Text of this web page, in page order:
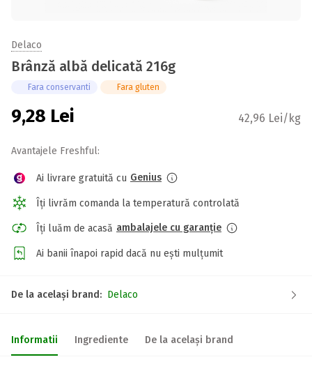
Delaco
Brânză albă delicată 216g
Fara conservanti Fara gluten
9,28 Lei 42,96 Lei/kg
Avantajele Freshful:
Ai livrare gratuită cu Genius
Îți livrăm comanda la temperatură controlată
Îți luăm de acasă ambalajele cu garanție
Ai banii înapoi rapid dacă nu ești mulțumit
De la același brand: Delaco
Informatii Ingrediente De la același brand